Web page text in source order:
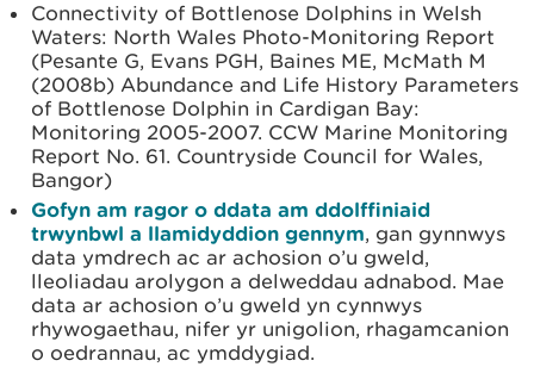
Connectivity of Bottlenose Dolphins in Welsh
Waters: North Wales Photo-Monitoring Report
(Pesante G, Evans PGH, Baines ME, McMath M
(2008b) Abundance and Life History Parameters
of Bottlenose Dolphin in Cardigan Bay:
Monitoring 2005-2007. CCW Marine Monitoring
Report No. 61. Countryside Council for Wales,
Bangor)
Gofyn am ragor o ddata am ddolffiniaid
trwynbwl a llamidyddion gennym, gan gynnwys
data ymdrech ac ar achosion o’u gweld,
lleoliadau arolygon a delweddau adnabod. Mae
data ar achosion o’u gweld yn cynnwys
rhywogaethau, nifer yr unigolion, rhagamcanion
o oedrannau, ac ymddygiad.